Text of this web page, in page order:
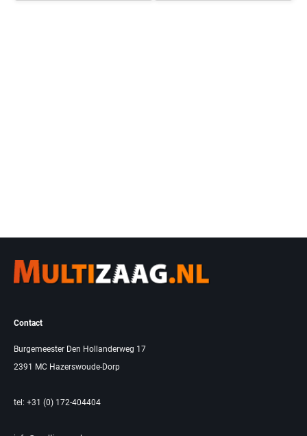
Contact
Burgemeester Den Hollanderweg 17
2391 MC Hazerswoude-Dorp
tel: +31 (0) 172-404404